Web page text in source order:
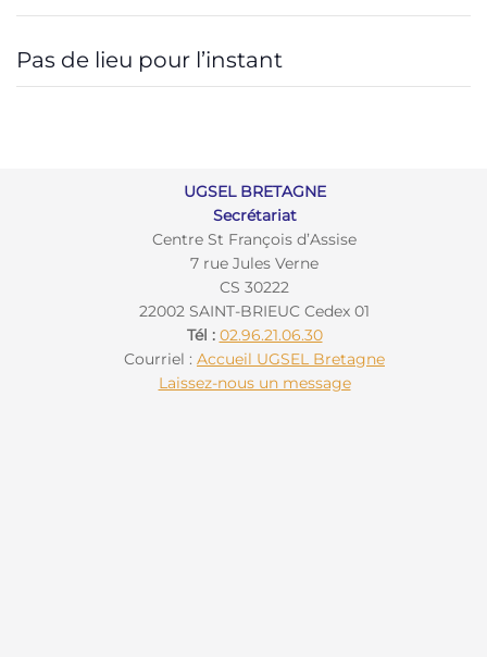
Pas de lieu pour l’instant
UGSEL BRETAGNE
Secrétariat
Centre St François d’Assise
7 rue Jules Verne
CS 30222
22002 SAINT-BRIEUC Cedex 01
Tél : 02.96.21.06.30
Courriel : Accueil UGSEL Bretagne
Laissez-nous un message